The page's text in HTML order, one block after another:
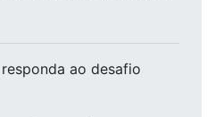
responda ao desafio